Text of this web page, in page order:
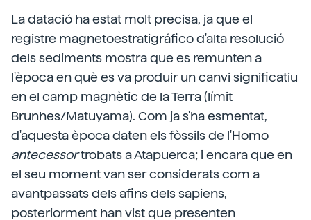
La datació ha estat molt precisa, ja que el
registre magnetoestratigráfico d'alta resolució
dels sediments mostra que es remunten a
l'època en què es va produir un canvi significatiu
en el camp magnètic de la Terra (límit
Brunhes/Matuyama). Com ja s'ha esmentat,
d'aquesta època daten els fòssils de l'Homo
antecessortrobats a Atapuerca; i encara que en
el seu moment van ser considerats com a
avantpassats dels afins dels sapiens,
posteriorment han vist que presenten